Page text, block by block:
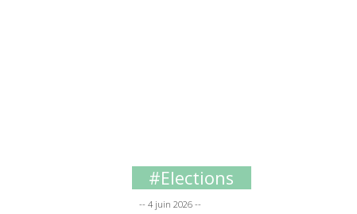
#elections
-- 4 juin 2026 --